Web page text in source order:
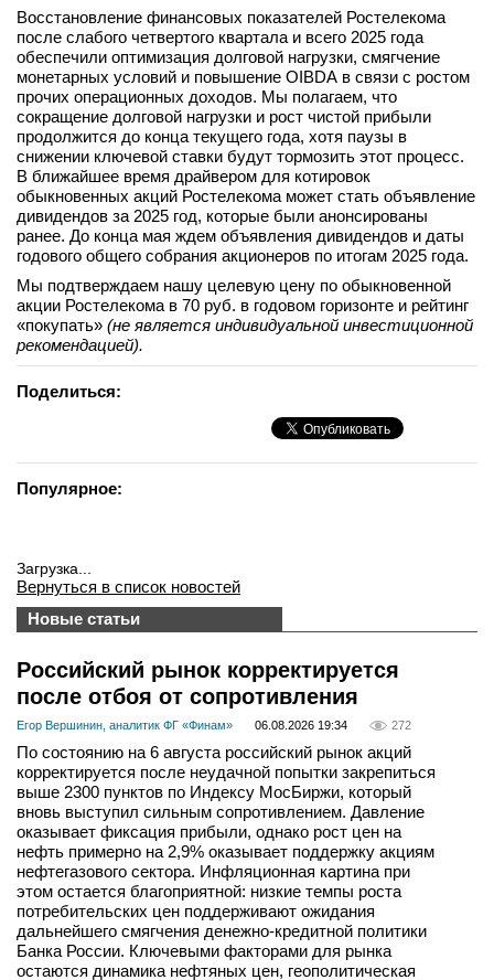
Восстановление финансовых показателей Ростелекома
после слабого четвертого квартала и всего 2025 года
обеспечили оптимизация долговой нагрузки, смягчение
монетарных условий и повышение OIBDA в связи с ростом
прочих операционных доходов. Мы полагаем, что
сокращение долговой нагрузки и рост чистой прибыли
продолжится до конца текущего года, хотя паузы в
снижении ключевой ставки будут тормозить этот процесс.
В ближайшее время драйвером для котировок
обыкновенных акций Ростелекома может стать объявление
дивидендов за 2025 год, которые были анонсированы
ранее. До конца мая ждем объявления дивидендов и даты
годового общего собрания акционеров по итогам 2025 года.
Мы подтверждаем нашу целевую цену по обыкновенной
акции Ростелекома в 70 руб. в годовом горизонте и рейтинг
«покупать» (не является индивидуальной инвестиционной
рекомендацией).
Поделиться:
Популярное:
Загрузка...
Вернуться в список новостей
Новые статьи
Российский рынок корректируется
после отбоя от сопротивления
Егор Вершинин, аналитик ФГ «Финам» 06.08.2026 19:34 272
По состоянию на 6 августа российский рынок акций
корректируется после неудачной попытки закрепиться
выше 2300 пунктов по Индексу МосБиржи, который
вновь выступил сильным сопротивлением. Давление
оказывает фиксация прибыли, однако рост цен на
нефть примерно на 2,9% оказывает поддержку акциям
нефтегазового сектора. Инфляционная картина при
этом остается благоприятной: низкие темпы роста
потребительских цен поддерживают ожидания
дальнейшего смягчения денежно-кредитной политики
Банка России. Ключевыми факторами для рынка
остаются динамика нефтяных цен, геополитическая